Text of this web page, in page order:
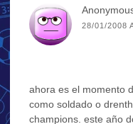
28/01/2008
ahora es el momento
como soldado o
champions. este año